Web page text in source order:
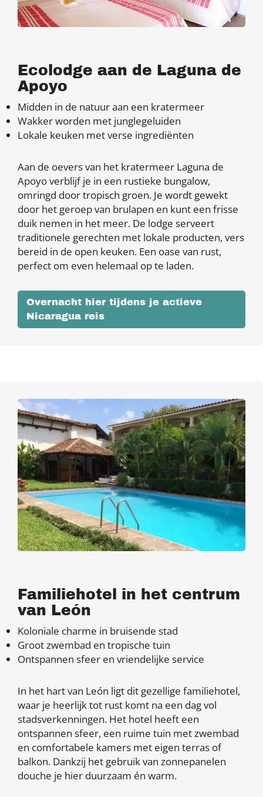
Ecolodge aan de Laguna de
Apoyo
Midden in de natuur aan een kratermeer
Wakker worden met junglegeluiden
Lokale keuken met verse ingrediënten
Aan de oevers van het kratermeer Laguna de
Apoyo verblijf je in een rustieke bungalow,
omringd door tropisch groen. Je wordt gewekt
door het geroep van brulapen en kunt een frisse
duik nemen in het meer. De lodge serveert
traditionele gerechten met lokale producten, vers
bereid in de open keuken. Een oase van rust,
perfect om even helemaal op te laden.
Overnacht hier tijdens je actieve
Nicaragua reis
Familiehotel in het centrum
van León
Koloniale charme in bruisende stad
Groot zwembad en tropische tuin
Ontspannen sfeer en vriendelijke service
In het hart van León ligt dit gezellige familiehotel,
waar je heerlijk tot rust komt na een dag vol
stadsverkenningen. Het hotel heeft een
ontspannen sfeer, een ruime tuin met zwembad
en comfortabele kamers met eigen terras of
balkon. Dankzij het gebruik van zonnepanelen
douche je hier duurzaam én warm.